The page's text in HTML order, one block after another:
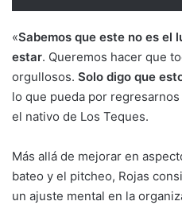
«Sabemos que este no es el
estar. Queremos hacer que
orgullosos. Solo digo que
lo que pueda por
el nativo de Los Teques.
Más allá de mejorar en
bateo y el pitcheo, Rojas
un ajuste mental en la